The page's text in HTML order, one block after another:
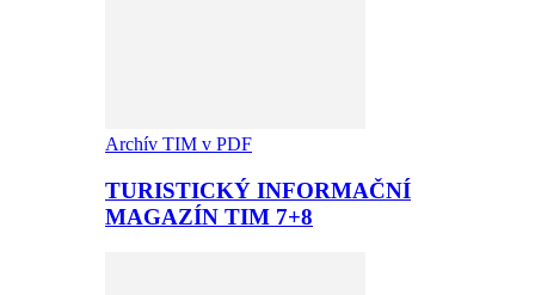
Archív TIM v PDF
TURISTICKÝ INFORMAČNÍ
MAGAZÍN TIM 7+8